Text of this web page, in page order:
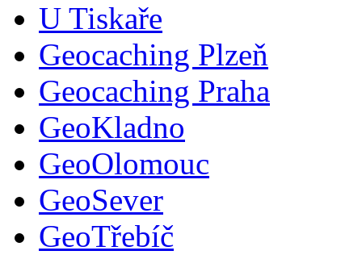
U Tiskaře
Geocaching Plzeň
Geocaching Praha
GeoKladno
GeoOlomouc
GeoSever
GeoTřebíč